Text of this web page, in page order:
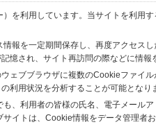
を利用しています。当サイトを利用
報を一定期間保存し、再度アクセス
憶され、サイト再訪問の際などに情報
ェブブラウザに複数のCookieファイ
利用状況を分析することが可能となり
、利用者の皆様の氏名、電子メール
イトは、Cookie情報をデータ管理者